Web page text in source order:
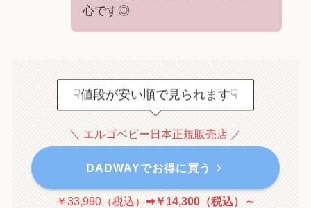
心です◎
☟値段が安い順で見られます☟
＼ エルゴベビー日本正規販売店 ／
DADWAYでお得に買う
￥33,990（税込）➡￥14,300（税込） ～